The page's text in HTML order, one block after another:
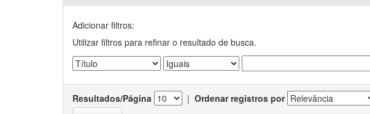
Adicionar filtros:
Utilizar filtros para refinar o resultado de busca.
Resultados/Página | Ordenar registros por